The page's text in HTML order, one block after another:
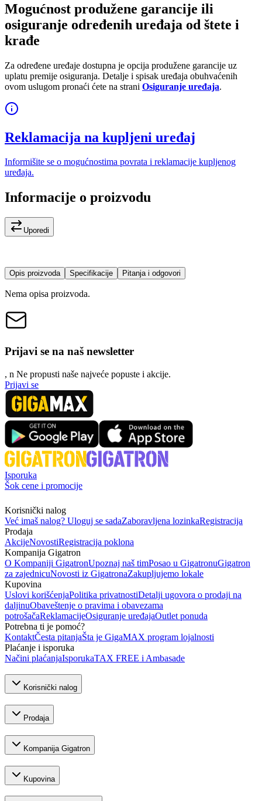
Mogućnost produžene garancije ili
osiguranje određenih uređaja od štete i
krađe
Za određene uređaje dostupna je opcija produžene garancije uz
uplatu premije osiguranja. Detalje i spisak uređaja obuhvaćenih
ovom uslugom pronaći ćete na strani Osiguranje uređaja.
Reklamacija na kupljeni uređaj
Informišite se o mogućnostima povrata i reklamacije kupljenog
uređaja.
Informacije o proizvodu
Uporedi
Opis proizvoda Specifikacije Pitanja i odgovori
Nema opisa proizvoda.
Prijavi se na naš newsletter
, n Ne propusti naše najveće popuste i akcije.
Prijavi se
Isporuka
Šok cene i promocije
Korisnički nalog
Već imaš nalog? Uloguj se sadaZaboravljena lozinkaRegistracija
Prodaja
AkcijeNovostiRegistracija poklona
Kompanija Gigatron
O Kompaniji GigatronUpoznaj naš timPosao u GigatronuGigatron
za zajednicuNovosti iz GigatronaZakupljujemo lokale
Kupovina
Uslovi korišćenjaPolitika privatnostiDetalji ugovora o prodaji na
daljinuObaveštenje o pravima i obavezama
potrošačaReklamacijeOsiguranje uređajaOutlet ponuda
Potrebna ti je pomoć?
KontaktČesta pitanjaŠta je GigaMAX program lojalnosti
Plaćanje i isporuka
Načini plaćanjaIsporukaTAX FREE i Ambasade
Korisnički nalog
Prodaja
Kompanija Gigatron
Kupovina